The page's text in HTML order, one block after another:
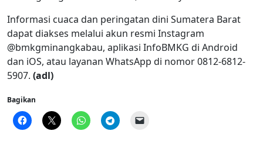
Informasi cuaca dan peringatan dini Sumatera Barat
dapat diakses melalui akun resmi Instagram
@bmkgminangkabau, aplikasi InfoBMKG di Android
dan iOS, atau layanan WhatsApp di nomor 0812-6812-
5907. (adl)
Bagikan